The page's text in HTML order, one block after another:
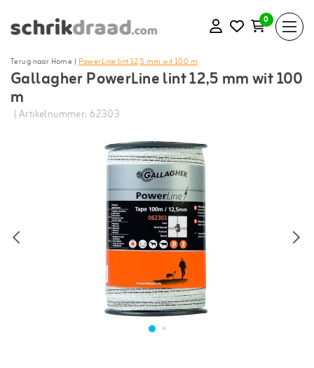
0
Terug naar Home |PowerLine lint 12,5 mm wit 100 m
Gallagher PowerLine lint 12,5 mm wit 100
m
| Artikelnummer: 62303